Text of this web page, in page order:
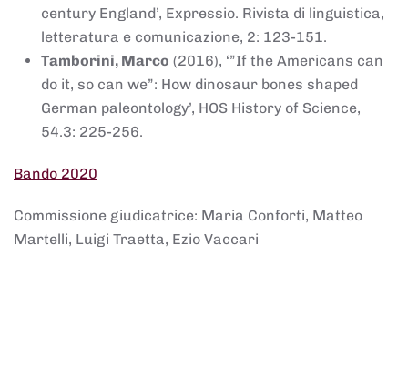
century England’, Expressio. Rivista di linguistica,
letteratura e comunicazione, 2: 123-151.
Tamborini, Marco (2016), ‘”If the Americans can
do it, so can we”: How dinosaur bones shaped
German paleontology’, HOS History of Science,
54.3: 225-256.
Bando 2020
Commissione giudicatrice: Maria Conforti, Matteo
Martelli, Luigi Traetta, Ezio Vaccari